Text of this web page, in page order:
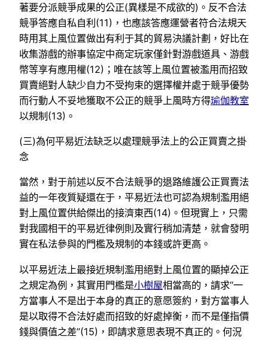
著要分派競爭成果的公正(異樣是不成欲的)。反不合法
競爭答應自私自利(11)，也應該答應運營者符合法規天
時用其上風位置做出有利于其的貿易決議計劃，好比在
收集游戲的辦事協定中商定玩家僅針對游戲道具、游戲
幣等享有應用權(12)；唯在該等上風位置被濫用而招致
買賣絕對人缺少自力不受拘束的選擇權并處于競爭優勢
而行動人不妥地獲取不公正的競爭上風時方得瑜伽教室
以規制(13)。
(三)為何平易近法缺乏以處理競爭法上的公正買賣之掛
念
當然，對于前述以反不合法競爭的退路維護公正買賣法
益的一年夜質疑還在于，平易近法也可認為規制濫用絕
對上風位置供給傑出的接濟東西(14)。但現實上，只需
對我國相干的平易近律例則及實行稍加清楚，就會發明
實在私法參與的門檻及規制的本錢或許更高。
以平易近法上最接近規制濫用絕對上風位置的顯掉公正
之規定為例，其實用門檻是小樹屋相當高的，請求“一
方當事人不是出于本身的真正的意愿簽約，對方當事人
是以取得不合法好處而招致的好處掉衡，而不是僅指價
錢與價值之差”(15)，即請求意思表現不真正的。何況